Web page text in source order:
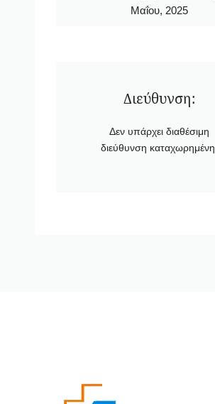
Μαΐου, 2025
Διεύθυνση:
Δεν υπάρχει διαθέσιμη
διεύθυνση καταχωρημένη.